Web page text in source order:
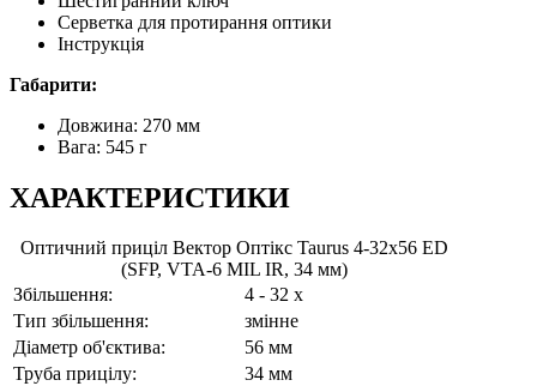
Серветка для протирання оптики
Інструкція
Габарити:
Довжина: 270 мм
Вага: 545 г
ХАРАКТЕРИСТИКИ
Оптичний приціл Вектор Оптікс Taurus 4-32x56 ED
(SFP, VTA-6 MIL IR, 34 мм)
Збільшення:
4 - 32 x
Тип збільшення:
змінне
Діаметр об'єктива:
56 мм
Труба прицілу:
34 мм